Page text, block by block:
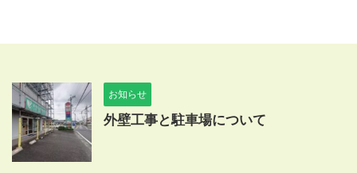
お知らせ
外壁工事と駐車場について